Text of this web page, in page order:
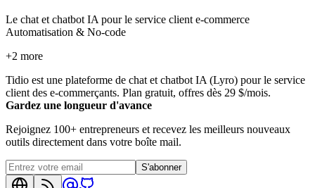
Le chat et chatbot IA pour le service client e-commerce
Automatisation & No-code
+2 more
Tidio est une plateforme de chat et chatbot IA (Lyro) pour le service
client des e-commerçants. Plan gratuit, offres dès 29 $/mois.
Gardez une longueur d'avance
Rejoignez 100+ entrepreneurs et recevez les meilleurs nouveaux
outils directement dans votre boîte mail.
S'abonner